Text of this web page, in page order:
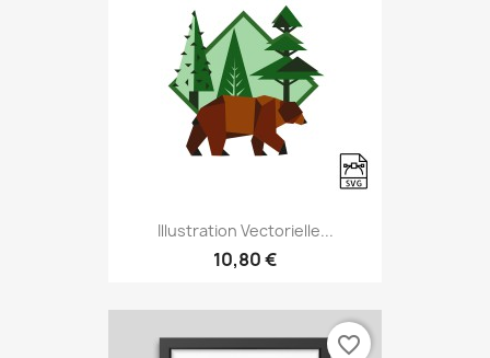
Illustration Vectorielle...
10,80 €
favorite_border